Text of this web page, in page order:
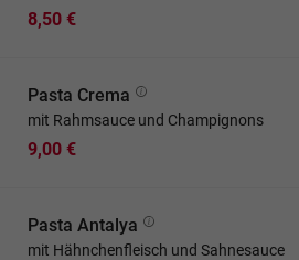
8,50 €
Pasta Crema
mit Rahmsauce und Champignons
9,00 €
Pasta Antalya
mit Hähnchenfleisch und Sahnesauce